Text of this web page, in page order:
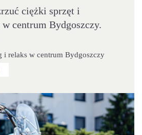
ciężki sprzęt i
w centrum Bydgoszczy.
i relaks w centrum Bydgoszczy